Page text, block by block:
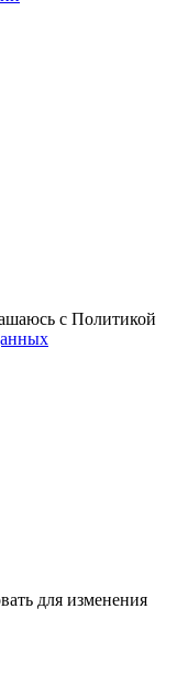
с Политикой
для изменения